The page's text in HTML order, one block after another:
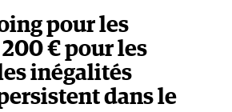
pour les
€ pour les
inégalités
dans le